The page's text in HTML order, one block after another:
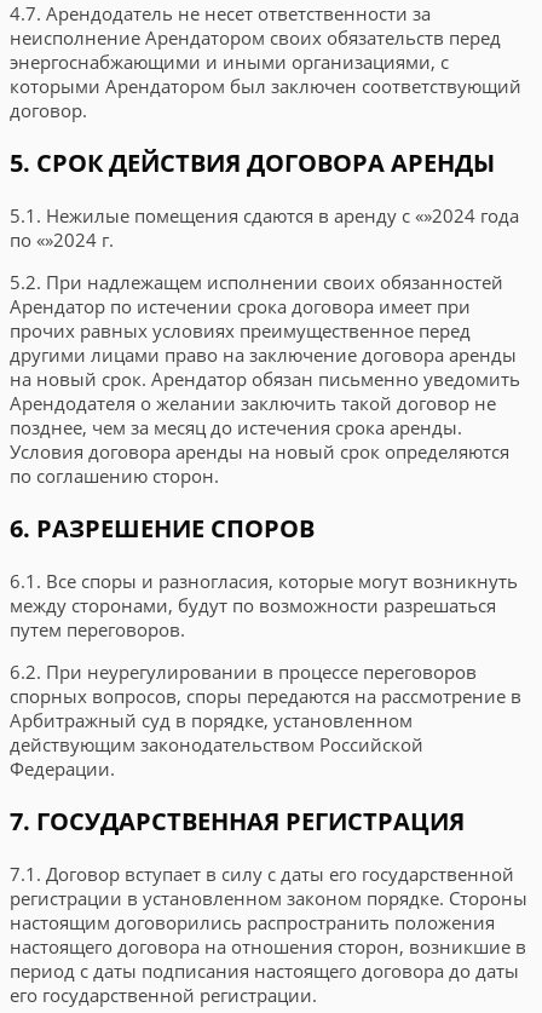
4.7. Арендодатель не несет ответственности за
неисполнение Арендатором своих обязательств перед
энергоснабжающими и иными организациями, с
которыми Арендатором был заключен соответствующий
договор.
5. СРОК ДЕЙСТВИЯ ДОГОВОРА АРЕНДЫ
5.1. Нежилые помещения сдаются в аренду с «»2024 года
по «»2024 г.
5.2. При надлежащем исполнении своих обязанностей
Арендатор по истечении срока договора имеет при
прочих равных условиях преимущественное перед
другими лицами право на заключение договора аренды
на новый срок. Арендатор обязан письменно уведомить
Арендодателя о желании заключить такой договор не
позднее, чем за месяц до истечения срока аренды.
Условия договора аренды на новый срок определяются
по соглашению сторон.
6. РАЗРЕШЕНИЕ СПОРОВ
6.1. Все споры и разногласия, которые могут возникнуть
между сторонами, будут по возможности разрешаться
путем переговоров.
6.2. При неурегулировании в процессе переговоров
спорных вопросов, споры передаются на рассмотрение в
Арбитражный суд в порядке, установленном
действующим законодательством Российской
Федерации.
7. ГОСУДАРСТВЕННАЯ РЕГИСТРАЦИЯ
7.1. Договор вступает в силу с даты его государственной
регистрации в установленном законом порядке. Стороны
настоящим договорились распространить положения
настоящего договора на отношения сторон, возникшие в
период с даты подписания настоящего договора до даты
его государственной регистрации.